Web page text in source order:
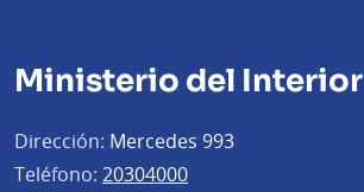
Ministerio del Interior
Dirección: Mercedes 993
Teléfono: 20304000